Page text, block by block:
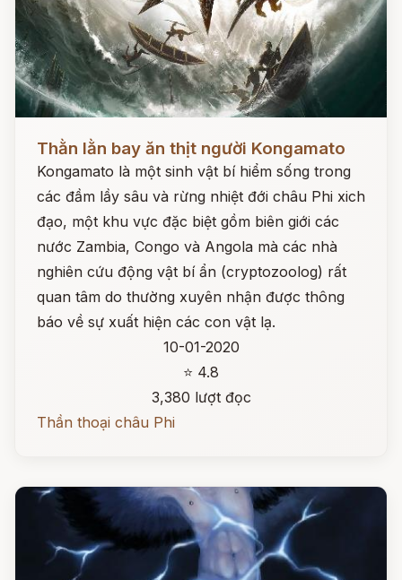
Đọc ngay
Thằn lằn bay ăn thịt người Kongamato
Kongamato là một sinh vật bí hiểm sống trong
các đầm lầy sâu và rừng nhiệt đới châu Phi xich
đạo, một khu vực đặc biệt gồm biên giới các
nước Zambia, Congo và Angola mà các nhà
nghiên cứu động vật bí ẩn (cryptozoolog) rất
quan tâm do thường xuyên nhận được thông
báo về sự xuất hiện các con vật lạ.
10-01-2020
⭐ 4.8
3,380 lượt đọc
Thần thoại châu Phi